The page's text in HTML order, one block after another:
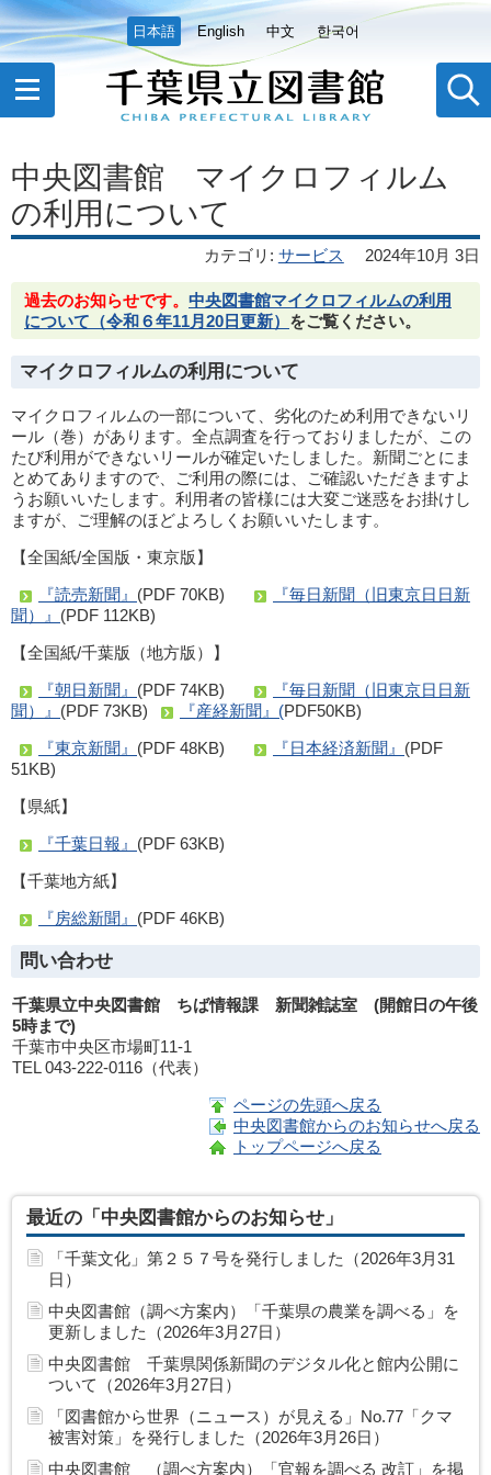
日本語 English 中文 한국어
中央図書館 マイクロフィルム
の利用について
カテゴリ : サービス 2024年10月 3日
過去のお知らせです。 中央図書館マイクロフィルムの利用
について（令和６年11月20日更新） をご覧ください。
マイクロフィルムの利用について
マイクロフィルムの一部について、劣化のため利用できないリ
ール（巻）があります。全点調査を行っておりましたが、この
たび利用ができないリールが確定いたしました。新聞ごとにま
とめてありますので、ご利用の際には、ご確認いただきますよ
うお願いいたします。利用者の皆様には大変ご迷惑をお掛けし
ますが、ご理解のほどよろしくお願いいたします。
【全国紙/全国版・東京版】
『読売新聞』 (PDF 70KB)
『毎日新聞（旧東京日日新
聞）』 (PDF 112KB)
【全国紙/千葉版（地方版）】
『朝日新聞』 (PDF 74KB)
『毎日新聞（旧東京日日新
聞）』 (PDF 73KB) 『産経新聞』(PDF50KB)
『東京新聞』 (PDF 48KB) 『日本経済新聞』 (PDF
51KB)
【県紙】
『千葉日報』 (PDF 63KB)
【千葉地方紙】
『房総新聞』 (PDF 46KB)
問い合わせ
千葉県立中央図書館 ちば情報課 新聞雑誌室 (開館日の午後
5時まで)
千葉市中央区市場町11-1
TEL 043-222-0116（代表）
ページの先頭へ戻る
中央図書館からのお知らせへ戻る
トップページへ戻る
最近の「中央図書館からのお知らせ」
「千葉文化」第２５７号を発行しました（2026年3月31
日）
中央図書館（調べ方案内）「千葉県の農業を調べる」を
更新しました（2026年3月27日）
中央図書館 千葉県関係新聞のデジタル化と館内公開に
ついて（2026年3月27日）
「図書館から世界（ニュース）が見える」No.77「クマ
被害対策」を発行しました（2026年3月26日）
中央図書館 （調べ方案内）「官報を調べる 改訂」を掲